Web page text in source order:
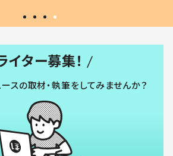
イター募集！
スの取材・執筆をしてみませんか？